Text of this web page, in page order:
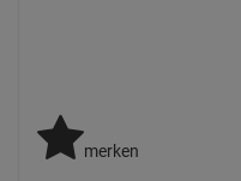
merken